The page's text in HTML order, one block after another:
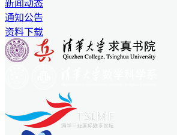
新闻动态
通知公告
资料下载